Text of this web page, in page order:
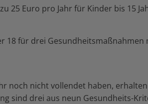
25 Euro pro Jahr für Kinder bis 15
18 für drei Gesundheitsmaßnahmen
noch nicht vollendet haben,
sind drei aus neun Gesundheits-